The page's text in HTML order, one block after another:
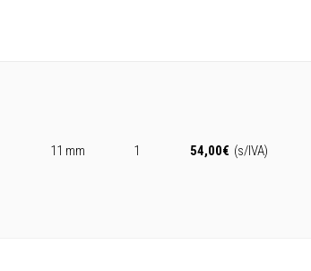
11 mm 1 54,00€ (s/IVA)